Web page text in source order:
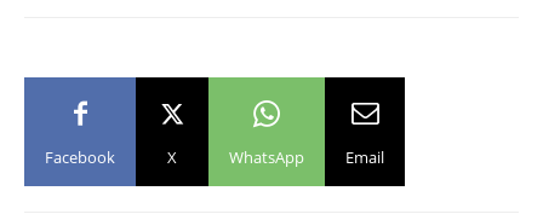
Facebook X WhatsApp Email